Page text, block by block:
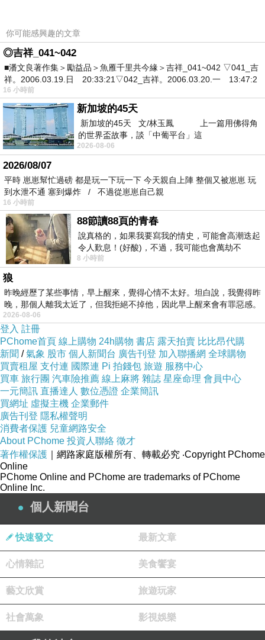
當然這裡的日落也是很美的，運氣好的話，可以
拍到落日掉落在主橋間隔處。不過這天沒有這樣
的運氣，但是天候良好還是能望見紅橘的夕陽緩
緩跌落至海平線，很棒的場景。
你可能感興趣的文章
◎吉祥_041~042
■潘文良著作集＞勵益品＞魚雁千里共今緣＞吉祥_041~042 ▽041_吉
祥。2006.03.19.日 20:33:21▽042_吉祥。2006.03.20.一 13:47:2
16 小時前
新加坡的45天
新加坡的45天 文/林玉鳳 上一篇用佛得角
的世界盃故事，談「中葡平台」這
2026-08-06
2026/08/07
平時 崽崽幫忙過磅 都是玩一下玩一下 今天親自上陣 整個又被崽崽 玩
到水泄不通 塞到爆炸 / 不過從崽崽自己親
16 小時前
88節讀88頁的青春
說真格的，如果我要寫我的情史，可能會高潮迭起
令人歎息！(好酸)，不過，我可能也會萬劫不
復...，每天跪鍵盤還是被判了花心的罪
8 小時前
狼
昨晚經歷了某些事情，早上醒來，覺得心情不太好。坦白說，我覺得昨
晚，那個人離我太近了，但我拒絕不掉他，因此早上醒來會有罪惡感。
2026-08-06
登入 註冊
PChome首頁 線上購物 24h購物 書店 露天拍賣 比比昂代購
新聞 /氣象 股市 個人新聞台 廣告刊登 加入聯播網 全球購物
買賣租屋 支付連 國際連 Pi 拍錢包 旅遊 服務中心
買車 旅行團 汽車險推薦 線上麻將 雜誌 星座命理 會員中心
一元簡訊 直播達人 數位憑證 企業簡訊
買網址 虛擬主機 企業郵件
廣告刊登 隱私權聲明
消費者保護 兒童網路安全
About PChome 投資人聯絡 徵才
著作權保護 ｜網路家庭版權所有、轉載必究 ‧Copyright PChome
Online
PChome Online and PChome are trademarks of PChome
Online Inc.
個人新聞台
快速發文 最新文章
心情雜記 美食饗宴
藝文欣賞 旅遊玩家
社會萬象 影視娛樂